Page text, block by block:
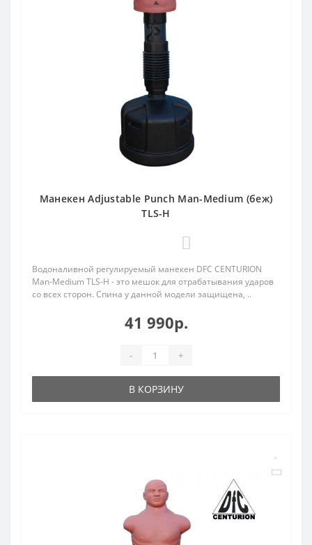
Манекен Adjustable Punch Man-Medium (беж)
TLS-H
Водоналивной регулируемый манекен DFC CENTURION
Man-Medium TLS-H - это мешок для отрабатывания ударов
со всех сторон. Спина у данной модели защищена, ..
41 990р.
- +
В КОРЗИНУ